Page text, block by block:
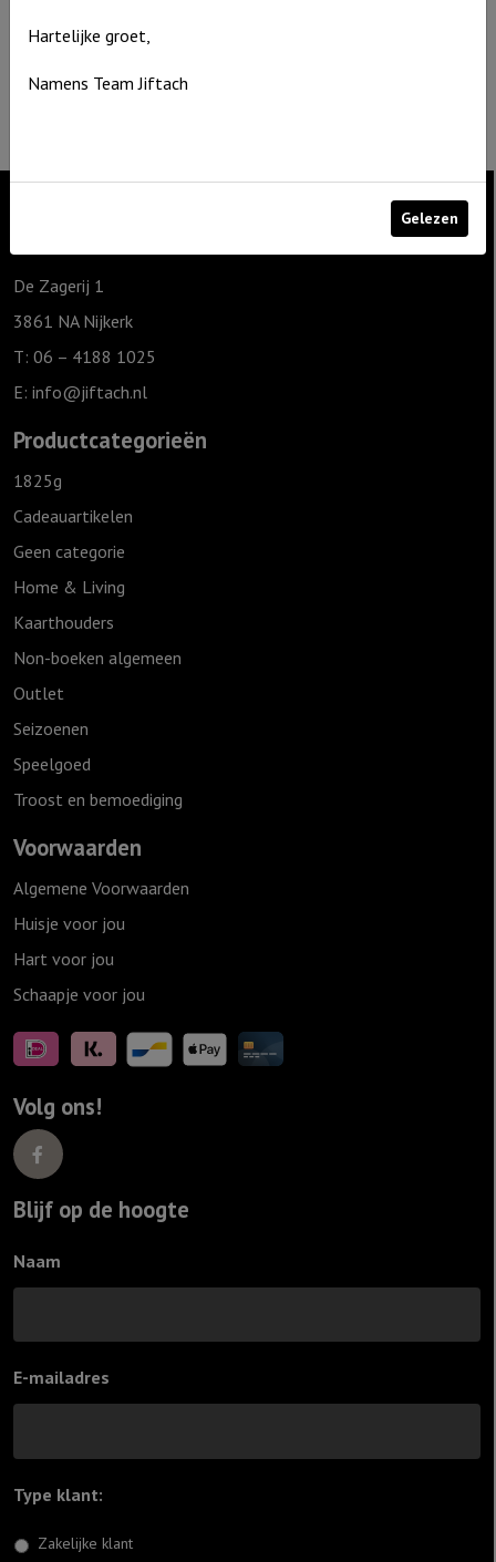
T: 06 – 4188 1025
De Zagerij 1
3861 NA Nijkerk
T: 06 – 4188 1025
E: info@jiftach.nl
Productcategorieën
1825g
Cadeauartikelen
Geen categorie
Home & Living
Kaarthouders
Non-boeken algemeen
Outlet
Seizoenen
Speelgoed
Troost en bemoediging
Voorwaarden
Algemene Voorwaarden
Huisje voor jou
Hart voor jou
Schaapje voor jou
Volg ons!
Blijf op de hoogte
Naam
E-mailadres
Type klant:
Zakelijke klant
Hartelijke groet,
Namens Team Jiftach
Gelezen